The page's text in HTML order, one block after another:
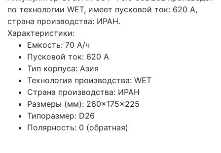
по технологии WET, имеет пусковой ток: 620 A,
страна производства: ИРАН.
Характеристики:
Емкость: 70 А/ч
Пусковой ток: 620 А
Тип корпуса: Азия
Технология производства: WET
Страна производства: ИРАН
Размеры (мм): 260×175×225
Типоразмер: D26
Полярность: 0 (обратная)